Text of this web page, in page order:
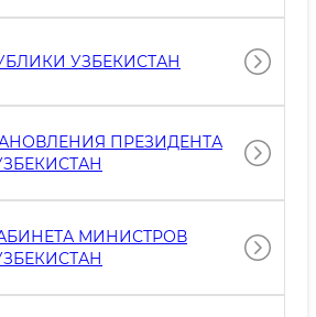
УЗБЕКИСТАН
ПРЕЗИДЕНТА
МИНИСТРОВ